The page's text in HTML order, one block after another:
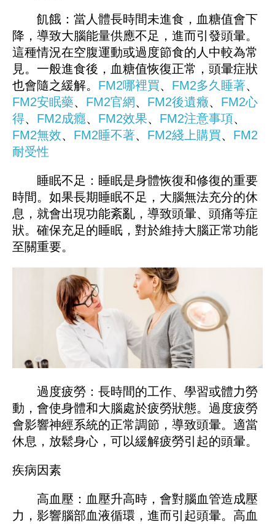
飢餓：當人體長時間未進食，血糖值會下
降，導致大腦能量供應不足，進而引發頭暈。
這種情況在空腹運動或過度節食的人中較為常
見。一般進食後，血糖值恢復正常，頭暈症狀
也會隨之緩解。 FM2哪裡買、 FM2多久睡著、
FM2安眠藥、 FM2官網、 FM2後遺癥、 FM2心
得、 FM2成癮、 FM2效果、 FM2注意事項、
FM2無效、 FM2睡不著、 FM2綫上購買、 FM2
耐受性
睡眠不足：睡眠是身體恢復和修復的重要
時間。如果長期睡眠不足，大腦無法充分的休
息，就會出現功能紊亂，導致頭暈、頭痛等症
狀。確保充足的睡眠，對於維持大腦正常功能
至關重要。
過度疲勞：長時間的工作、學習或體力勞
動，會使身體和大腦處於疲勞狀態。過度疲勞
會影響神經系統的正常調節，導致頭暈。適當
休息，放鬆身心，可以緩解疲勞引起的頭暈。
疾病因素
高血壓：血壓升高時，會對腦血管造成壓
力，影響腦部血液循環，進而引起頭暈。高血